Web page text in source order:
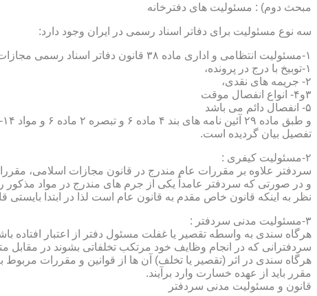
مبحث دوم) : مسئولیت های دفترخانه
سه نوع مسئولیت برای دفاتر اسناد رسمی در ایران وجود دارد:
۱-مسئولیت انتظامی و اداری ماده ۳۸ قانون دفاتر اسناد رسمی مجازات های انتظامی را برمی شمرد که ۵ درجه شامل :
۱-توبیخ با درج در پرونده،
۲- جریمه های نقدی،
۳و۴- انواع انفصال موقت
۵- انفصال دائم می باشد
تفصیل بیان گردیده است.
۲-مسئولیت کیفری :
سردفتر علاوه بر مقررات عام مندرج در قانون مجازات اسلامی، مقررات خاصی نیز در مواد ۱۰۰ و۱۰۱ و۱۰۲و
و در صورتی که سردفتر عامداً یکی از جرم های مندرج در مواد
نظر به اینکه قانون خاص مقدم به قانون عام است لذا در ابتدا بایستی
۳-مسئولیت مدنی سردفتر :
هرگاه سندی به واسطه تقصیر یا غفلت مسئول دفتر از اعتبار افتاده
سردفترانی که در انجام وظایف خود مرتکب تخلفاتی بشوند در مقابل
هرگاه سندی در اثر (تقصیر یا تخلف) آن ها از قوانین و مقررات مربوط
مقرر باید از عهده خسارت وارد برآیند.
قانون و مسئولیت مدنی سردفتر